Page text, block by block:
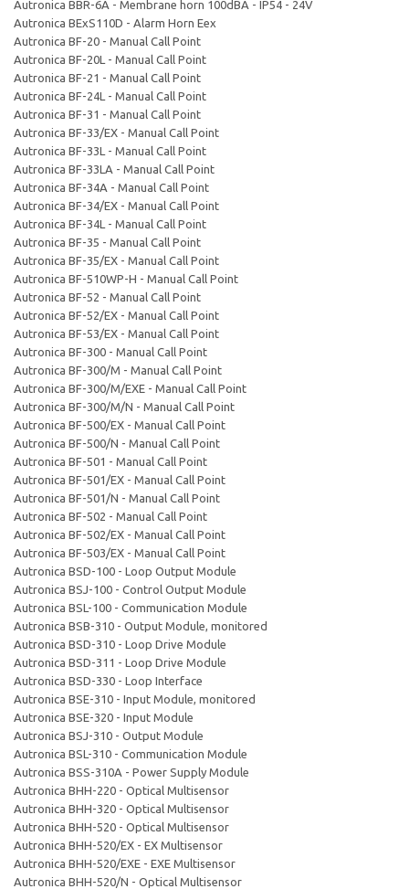
Autronica BBR-6A - Membrane horn 100dBA - IP54 - 24V
Autronica BExS110D - Alarm Horn Eex
Autronica BF-20 - Manual Call Point
Autronica BF-20L - Manual Call Point
Autronica BF-21 - Manual Call Point
Autronica BF-24L - Manual Call Point
Autronica BF-31 - Manual Call Point
Autronica BF-33/EX - Manual Call Point
Autronica BF-33L - Manual Call Point
Autronica BF-33LA - Manual Call Point
Autronica BF-34A - Manual Call Point
Autronica BF-34/EX - Manual Call Point
Autronica BF-34L - Manual Call Point
Autronica BF-35 - Manual Call Point
Autronica BF-35/EX - Manual Call Point
Autronica BF-510WP-H - Manual Call Point
Autronica BF-52 - Manual Call Point
Autronica BF-52/EX - Manual Call Point
Autronica BF-53/EX - Manual Call Point
Autronica BF-300 - Manual Call Point
Autronica BF-300/M - Manual Call Point
Autronica BF-300/M/EXE - Manual Call Point
Autronica BF-300/M/N - Manual Call Point
Autronica BF-500/EX - Manual Call Point
Autronica BF-500/N - Manual Call Point
Autronica BF-501 - Manual Call Point
Autronica BF-501/EX - Manual Call Point
Autronica BF-501/N - Manual Call Point
Autronica BF-502 - Manual Call Point
Autronica BF-502/EX - Manual Call Point
Autronica BF-503/EX - Manual Call Point
Autronica BSD-100 - Loop Output Module
Autronica BSJ-100 - Control Output Module
Autronica BSL-100 - Communication Module
Autronica BSB-310 - Output Module, monitored
Autronica BSD-310 - Loop Drive Module
Autronica BSD-311 - Loop Drive Module
Autronica BSD-330 - Loop Interface
Autronica BSE-310 - Input Module, monitored
Autronica BSE-320 - Input Module
Autronica BSJ-310 - Output Module
Autronica BSL-310 - Communication Module
Autronica BSS-310A - Power Supply Module
Autronica BHH-220 - Optical Multisensor
Autronica BHH-320 - Optical Multisensor
Autronica BHH-520 - Optical Multisensor
Autronica BHH-520/EX - EX Multisensor
Autronica BHH-520/EXE - EXE Multisensor
Autronica BHH-520/N - Optical Multisensor